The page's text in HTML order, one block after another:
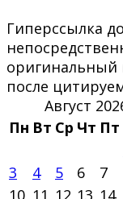
Гиперссылка
оригинальный
после
Август
Пн Вт Ср Чт Пт
3
4 5 6 7
10 11 12 13 14